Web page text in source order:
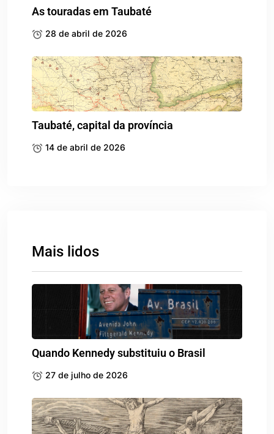
As touradas em Taubaté
28 de abril de 2026
Taubaté, capital da província
14 de abril de 2026
Mais lidos
Quando Kennedy substituiu o Brasil
27 de julho de 2026